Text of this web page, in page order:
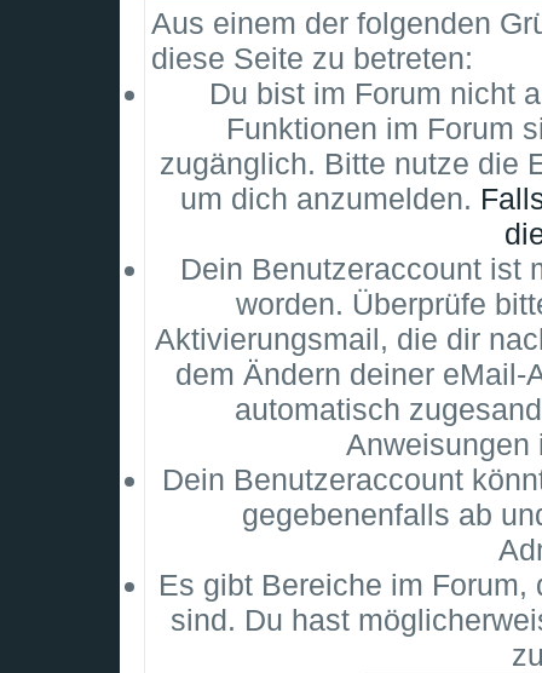
Aus einem der folgenden
diese Seite zu betreten:
Du bist im Forum nicht
Funktionen im Forum
zugänglich. Bitte nutze die
um dich anzumelden.
Dein Benutzeraccount ist
worden. Überprüfe
Aktivierungsmail, die dir
dem Ändern deiner eMail-
automatisch
Anweisungen
Dein Benutzeraccount
gegebenenfalls ab
Es gibt Bereiche im
sind. Du hast